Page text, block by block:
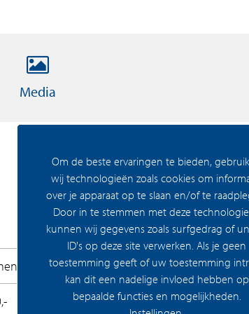
Media
Bouwrijp
Om de beste ervaringen te bieden,
wij technologieën zoals cookies om
over je apparaat op te slaan en/of te
Door in te stemmen met deze
kunnen wij gegevens zoals surfgedrag of
ID's op deze site verwerken. Als je geen
toestemming geeft of uw toestemming
kan dit een nadelige invloed hebben op
bepaalde functies en mogelijkheden.